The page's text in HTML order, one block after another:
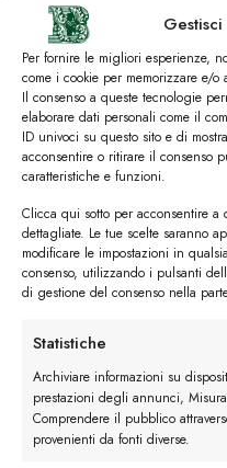
Per fornire le migliori esperienze,
come i cookie per memorizzare e/
Il consenso a queste tecnologie
elaborare dati personali come il
ID univoci su questo sito e di
acconsentire o ritirare il consenso
caratteristiche e funzioni.
Clicca qui sotto per acconsentire a
dettagliate. Le tue scelte saranno
modificare le impostazioni in
consenso, utilizzando i pulsanti
di gestione del consenso nella
Statistiche
Archiviare informazioni su
prestazioni degli annunci,
Comprendere il pubblico
provenienti da fonti diverse.
Precedente
Successivo→
Lascia un